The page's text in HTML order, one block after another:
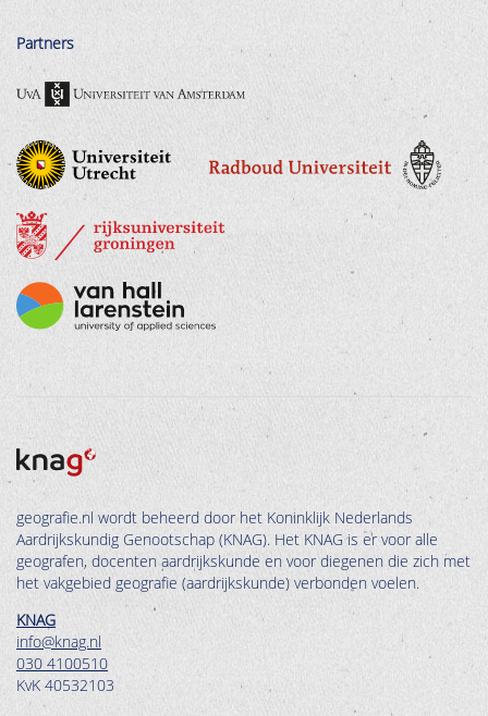
Partners
geografie.nl wordt beheerd door het Koninklijk Nederlands
Aardrijkskundig Genootschap (KNAG). Het KNAG is er voor alle
geografen, docenten aardrijkskunde en voor diegenen die zich met
het vakgebied geografie (aardrijkskunde) verbonden voelen.
KNAG
info@knag.nl
030 4100510
KvK 40532103